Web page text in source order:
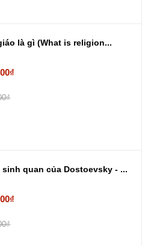
là gì (What is religion...
sinh quan của Dostoevsky - ...